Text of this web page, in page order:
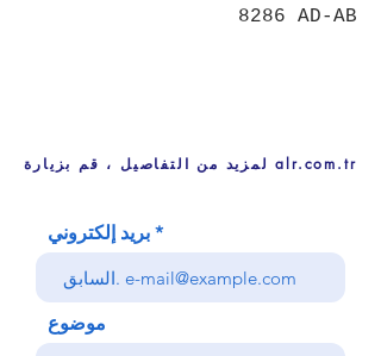
8286 AD-AB
لمزيد من التفاصيل ، قم بزيارة alr.com.tr
بريد إلكتروني
موضوع